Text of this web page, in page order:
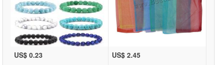
US$ 0.23 US$ 2.45